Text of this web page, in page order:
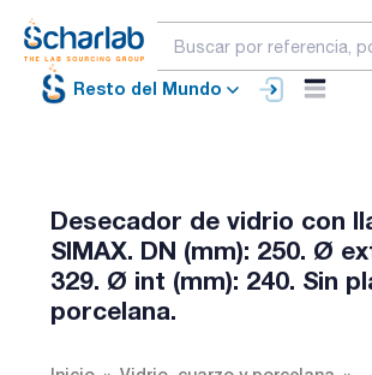
Resto del Mundo
Desecador de vidrio con
SIMAX. DN (mm): 250. Ø
329. Ø int (mm): 240. Sin
porcelana.